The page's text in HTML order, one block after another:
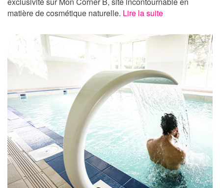
matière de cosmétique naturelle. Lire la suite